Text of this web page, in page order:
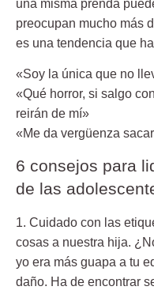
una misma prenda
preocupan mucho más
es una tendencia que
«Soy la única que no
«Qué horror, si salgo
reirán de mí»
«Me da vergüenza
6 consejos para
de las
1. Cuidado con las
cosas a nuestra hija.
yo era más guapa a tu
daño. Ha de encontrar